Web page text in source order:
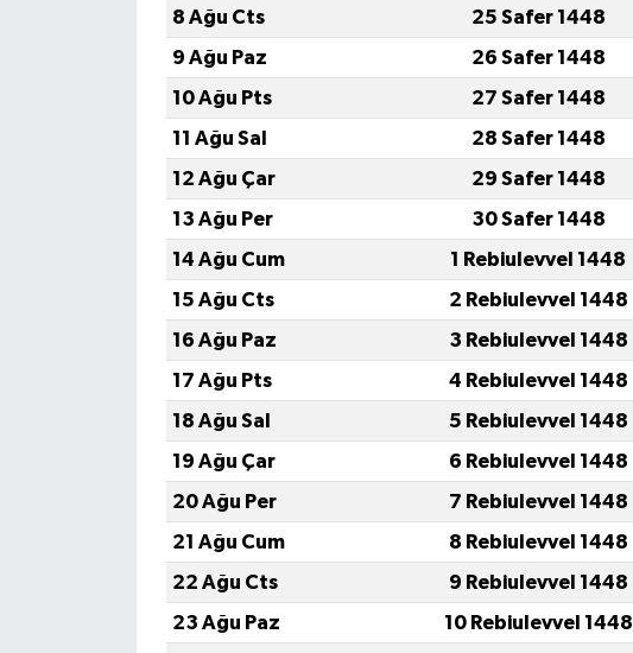
8 Ağu Cts
25 Safer 1448
9 Ağu Paz
26 Safer 1448
10 Ağu Pts
27 Safer 1448
11 Ağu Sal
28 Safer 1448
12 Ağu Çar
29 Safer 1448
13 Ağu Per
30 Safer 1448
14 Ağu Cum
1 Rebiulevvel 1448
15 Ağu Cts
2 Rebiulevvel 1448
16 Ağu Paz
3 Rebiulevvel 1448
17 Ağu Pts
4 Rebiulevvel 1448
18 Ağu Sal
5 Rebiulevvel 1448
19 Ağu Çar
6 Rebiulevvel 1448
20 Ağu Per
7 Rebiulevvel 1448
21 Ağu Cum
8 Rebiulevvel 1448
22 Ağu Cts
9 Rebiulevvel 1448
23 Ağu Paz
10 Rebiulevvel 1448